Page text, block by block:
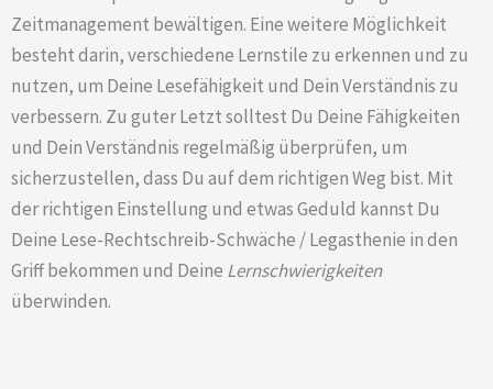
Zeitmanagement bewältigen. Eine weitere Möglichkeit
besteht darin, verschiedene Lernstile zu erkennen und zu
nutzen, um Deine Lesefähigkeit und Dein Verständnis zu
verbessern. Zu guter Letzt solltest Du Deine Fähigkeiten
und Dein Verständnis regelmäßig überprüfen, um
sicherzustellen, dass Du auf dem richtigen Weg bist. Mit
der richtigen Einstellung und etwas Geduld kannst Du
Deine Lese-Rechtschreib-Schwäche / Legasthenie in den
Griff bekommen und Deine Lernschwierigkeiten
überwinden.